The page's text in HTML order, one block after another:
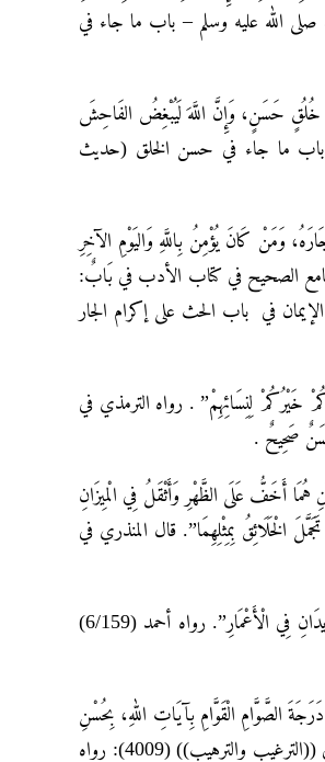
صلى الله عليه وسلم – باب ما جاء في
خُلُقٍ حَسَنٍ، وَإِنَّ اللَّهَ لَيُبْغِضُ الفَاحِشَ
باب ما جاء في حسن الخلق (حديث
وَمَنْ كَانَ يُؤْمِنُ بِاللَّهِ وَاليَوْمِ الآخِرِ
الصحيح في كتاب الأدب في بَابٌ:
في الجامع الصحيح في كتاب الإيمان في باب الحث على إكرام الجار
خَيْرُكُمْ لِنِسَائِهِمْ” . رواه الترمذي في
أَخَفُّ عَلَى الظَّهْرِ وَأَثْقَلُ فِي الْمِيزَانِ
الْخَلَائِقُ بِمِثْلِهِمَا”. قال المنذري في
7 – عَنْ عَائِشَةَ: أَنَّ النَّبِيَّ صَلَّى اللهُ عَلَيْهِ وَسَلَّمَ قَالَ لَهَا: َ”حُسْنُ الْخُلُقِ وَحُسْنُ الْجِوَارِ يَعْمُرَانِ الدِّيَارَ، وَيَزِيدَانِ فِي الْأَعْمَارِ”. رواه أحمد (6/159)
الصَّوَّامِ الْقَوَّامِ بِآيَاتِ اللهِ، بِحُسْنِ
خُلُقِهِ، وَكَرَمِ ضَرِيبَتِهِ”. رواه أحمد (2/177) (6648)، والطبراني في ((الكبير)) (13/58). قال المنذري في ((الترغيب والترهيب)) (4009): رواه